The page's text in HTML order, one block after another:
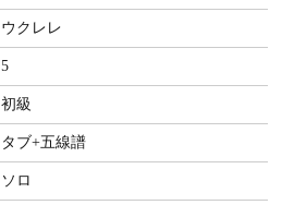
ウクレレ
5
初級
タブ+五線譜
ソロ